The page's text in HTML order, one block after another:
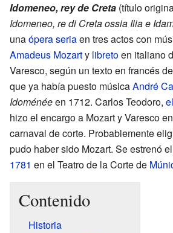
Idomeneo, rey de Creta (título
Idomeneo, re di Creta ossia Ilia e
unaópera seriaen tres actos con
Amadeus Mozarty libretoen italiano
Varesco, según un texto en francés
que ya había puesto músicaAndré
Idoménéeen 1712. Carlos Teodoro,
hizo el encargo a Mozart y Varesco
carnaval de corte. Probablemente
pudo haber sido Mozart. Se estrenó el
1781 en el Teatro de la Corte de
Contenido
Historia